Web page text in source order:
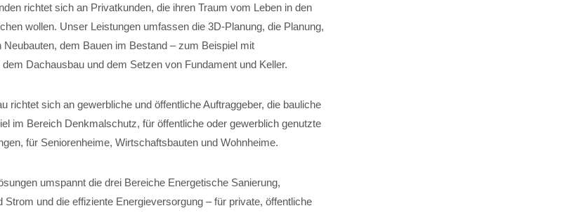
richtet sich an Privatkunden, die ihren Traum vom Leben in den
wollen. Unser Leistungen umfassen die 3D-Planung, die Planung,
dem Bauen im Bestand – zum Beispiel mit
Dachausbau und dem Setzen von Fundament und Keller.
richtet sich an gewerbliche und öffentliche Auftraggeber, die bauliche
im Bereich Denkmalschutz, für öffentliche oder gewerblich genutzte
für Seniorenheime, Wirtschaftsbauten und Wohnheime.
umspannt die drei Bereiche Energetische Sanierung,
Strom und die effiziente Energieversorgung – für private, öffentliche